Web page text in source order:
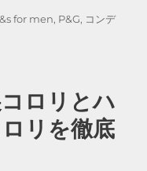
for men, P&G, コンデ
ロリとハ
リを徹底